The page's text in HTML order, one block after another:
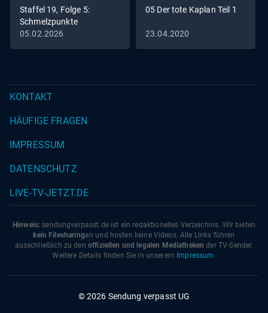
Staffel 19, Folge 5:
Schmelzpunkte
05.02.2026
05 Der tote Kaplan Teil 1
23.04.2020
KONTAKT
HÄUFIGE FRAGEN
IMPRESSUM
DATENSCHUTZ
LIVE-TV-JETZT.DE
Hinweis: sendungverpasst.de ist ein redaktionelles Verzeichnis. Wir bieten
kein Filesharingan und hosten keine Videos. Alle Links führen
ausschließlich zu den offiziellen und legalen Mediatheken der TV-Sender.
Weitere Details finden Sie in unserem Impressum.
© 2026 Sendung verpasst UG